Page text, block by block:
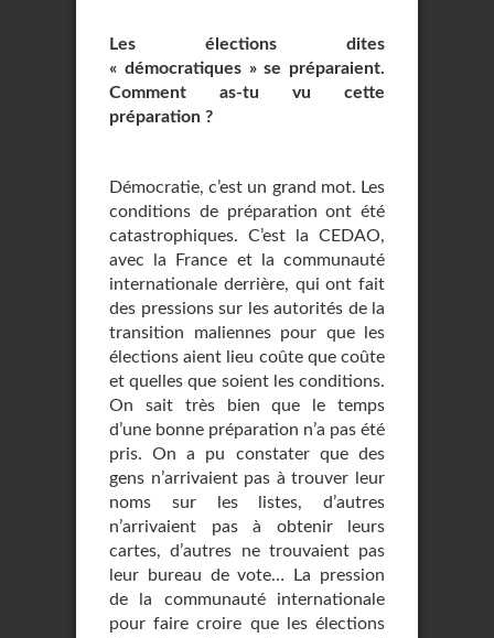
Les élections dites
« démocratiques » se préparaient.
Comment as-tu vu cette
préparation ?
Démocratie, c’est un grand mot. Les
conditions de préparation ont été
catastrophiques. C’est la CEDAO,
avec la France et la communauté
internationale derrière, qui ont fait
des pressions sur les autorités de la
transition maliennes pour que les
élections aient lieu coûte que coûte
et quelles que soient les conditions.
On sait très bien que le temps
d’une bonne préparation n’a pas été
pris. On a pu constater que des
gens n’arrivaient pas à trouver leur
noms sur les listes, d’autres
n’arrivaient pas à obtenir leurs
cartes, d’autres ne trouvaient pas
leur bureau de vote… La pression
de la communauté internationale
pour faire croire que les élections